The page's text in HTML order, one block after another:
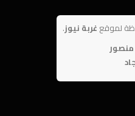
لموقع غربة نيوز.
منصور